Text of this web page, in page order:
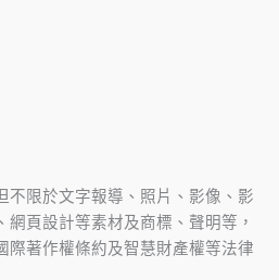
不限於文字報導、照片、影像、影
頁設計等素材及商標、聲明等，
際著作權條約及智慧財產權等法律